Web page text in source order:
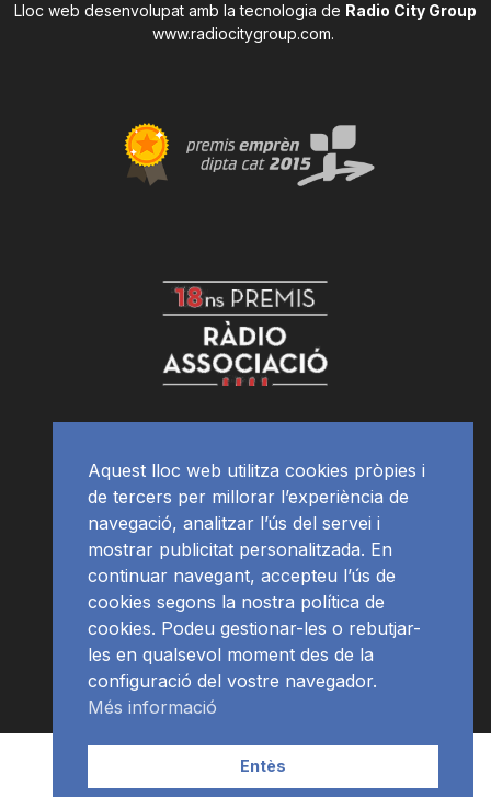
Lloc web desenvolupat amb la tecnologia de Radio City Group
www.radiocitygroup.com.
APP Programació
Aquest lloc web utilitza cookies pròpies i
de tercers per millorar l’experiència de
navegació, analitzar l’ús del servei i
mostrar publicitat personalitzada. En
continuar navegant, accepteu l’ús de
cookies segons la nostra política de
cookies. Podeu gestionar-les o rebutjar-
les en qualsevol moment des de la
configuració del vostre navegador.
Més informació
Entès